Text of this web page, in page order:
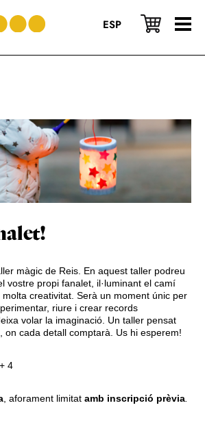
ESP
màgic de Reis. En aquest taller podreu
vostre propi fanalet, il·luminant el camí
creativitat. Serà un moment únic per
riure i crear records
volar la imaginació. Un taller pensat
on cada detall comptarà. Us hi esperem!
+ 4
, aforament limitat amb inscripció prèvia.